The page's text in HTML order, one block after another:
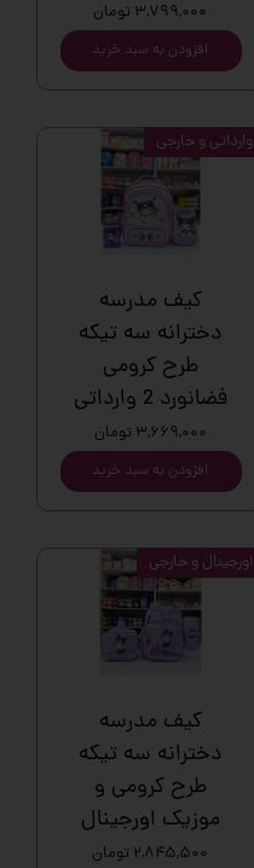
۳,۷۹۹,۰۰۰ تومان
افزودن به سبد خرید
کیف مدرسه
دخترانه سه تیکه
طرح کرومی
فضانورد 2 وارداتی
۳,۶۶۹,۰۰۰ تومان
افزودن به سبد خرید
وارداتی و خارجی
کیف مدرسه
دخترانه سه تیکه
طرح کرومی و
موزیک اورجینال
۲,۸۴۵,۵۰۰ تومان
اورجینال و خارجی